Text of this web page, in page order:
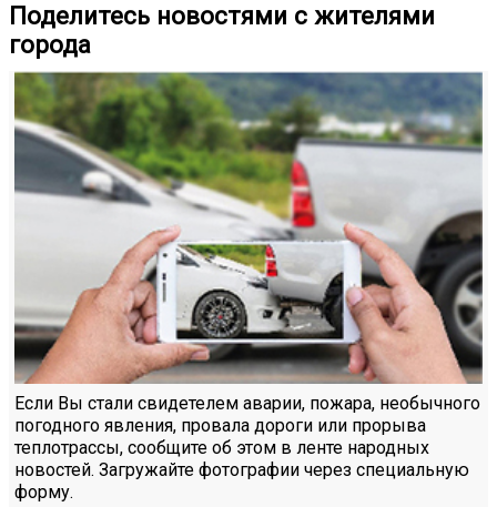
Поделитесь новостями с жителями
города
Если Вы стали свидетелем аварии, пожара, необычного
погодного явления, провала дороги или прорыва
теплотрассы, сообщите об этом в ленте народных
новостей. Загружайте фотографии через специальную
форму.